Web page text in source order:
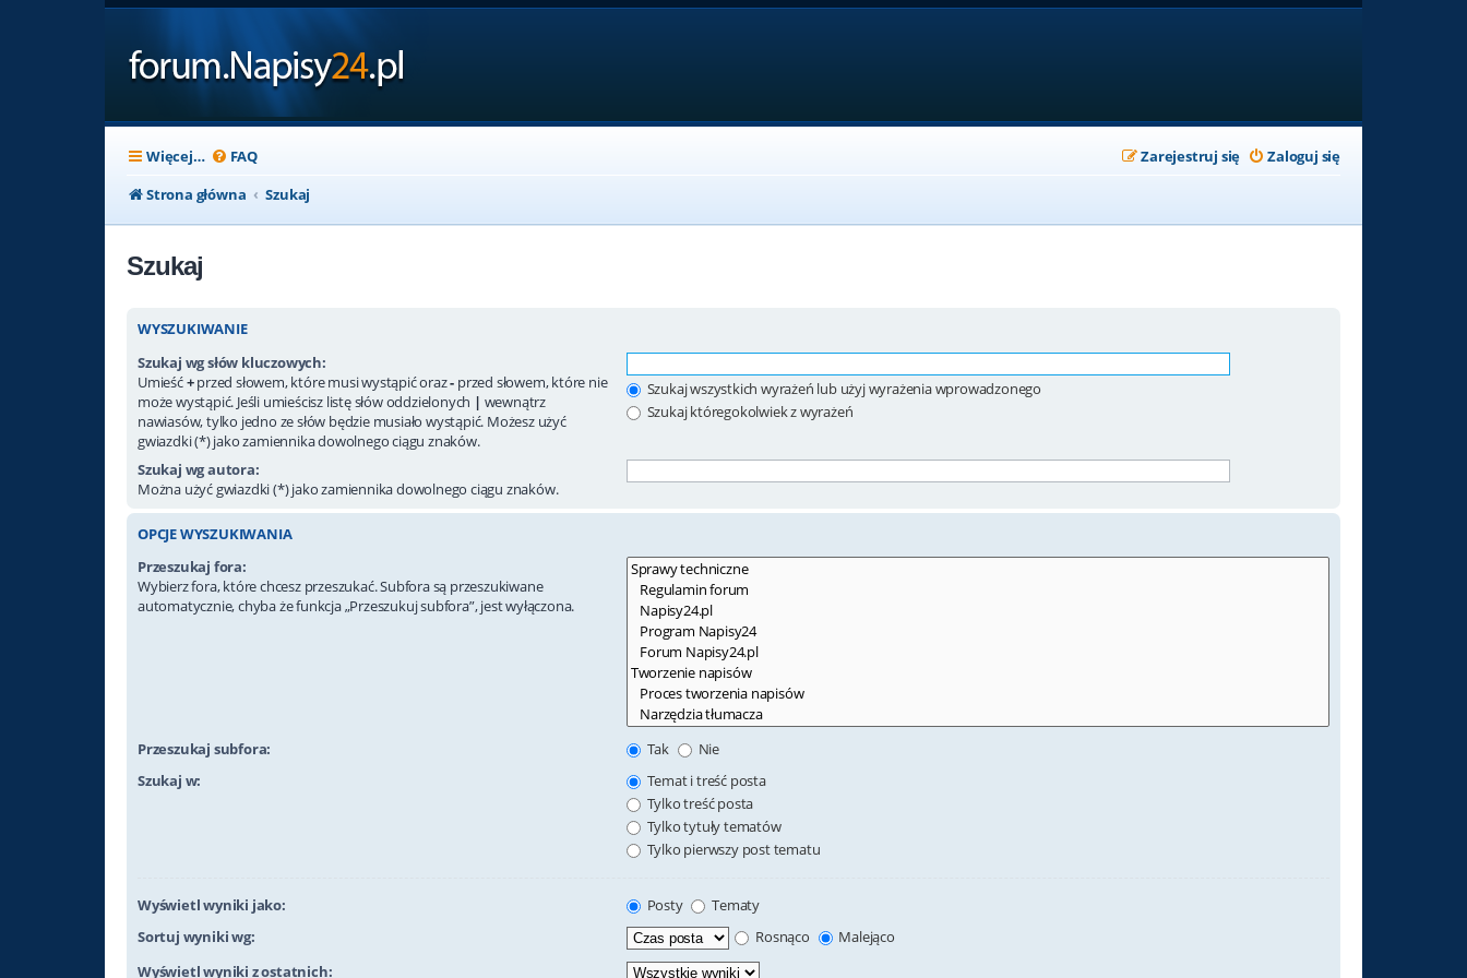
Więcej… FAQ Zaloguj się
Zarejestruj się
Strona główna
Szukaj
Szukaj
WYSZUKIWANIE
Szukaj wg słów kluczowych:
Umieść+przed słowem, które musi wystąpić oraz- przed słowem, które nie
może wystąpić. Jeśli umieścisz listę słów oddzielonych | wewnątrz
nawiasów, tylko jedno ze słów będzie musiało wystąpić. Możesz użyć
gwiazdki (*) jako zamiennika dowolnego ciągu znaków.
Szukaj wszystkich wyrażeń lub użyj wyrażenia wprowadzonego
Szukaj któregokolwiek z wyrażeń
Szukaj wg autora:
Można użyć gwiazdki (*) jako zamiennika dowolnego ciągu znaków.
OPCJE WYSZUKIWANIA
Przeszukaj fora:
Wybierz fora, które chcesz przeszukać. Subfora są przeszukiwane
automatycznie, chyba że funkcja „Przeszukuj subfora”, jest wyłączona.
Przeszukaj subfora: Tak
Nie
Szukaj w:
Temat i treść posta
Tylko treść posta
Tylko tytuły tematów
Tylko pierwszy post tematu
Wyświetl wyniki jako: Posty
Tematy
Sortuj wyniki wg:
Rosnąco
Malejąco
Wyświetl wyniki z ostatnich: